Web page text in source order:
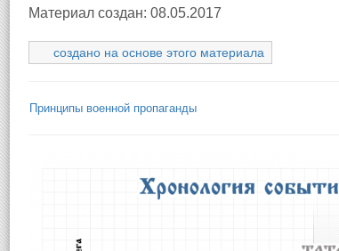
Материал создан: 08.05.2017
создано на основе этого материала
Принципы военной пропаганды